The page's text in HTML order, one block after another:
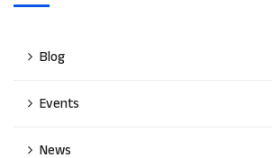
Blog
Events
News